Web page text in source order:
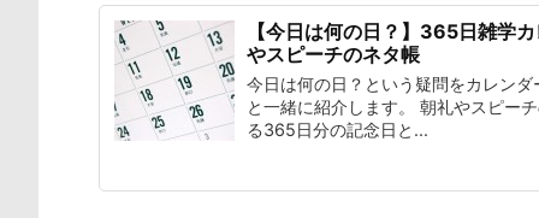
【今日は何の日？】365日雑学
やスピーチのネタ帳
今日は何の日？という疑問をカレン
と一緒に紹介します。 朝礼やスピー
る365日分の記念日と...